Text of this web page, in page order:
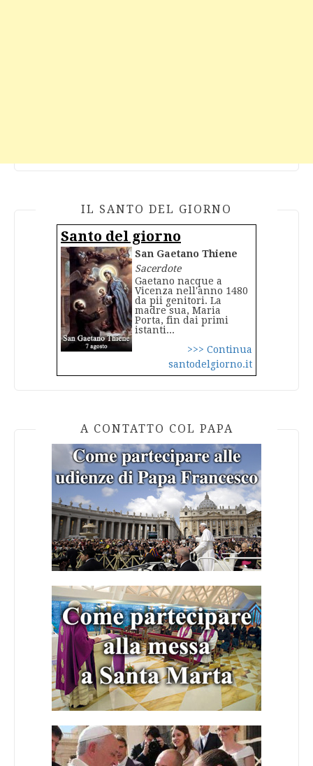
IL SANTO DEL GIORNO
Santo del giorno
San Gaetano Thiene
Sacerdote
Gaetano nacque a
Vicenza nell'anno 1480
da pii genitori. La
madre sua, Maria
Porta, fin dai primi
istanti...
>>> Continua
santodelgiorno.it
A CONTATTO COL PAPA